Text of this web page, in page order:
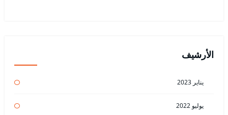
الأرشيف
يناير 2023
يوليو 2022